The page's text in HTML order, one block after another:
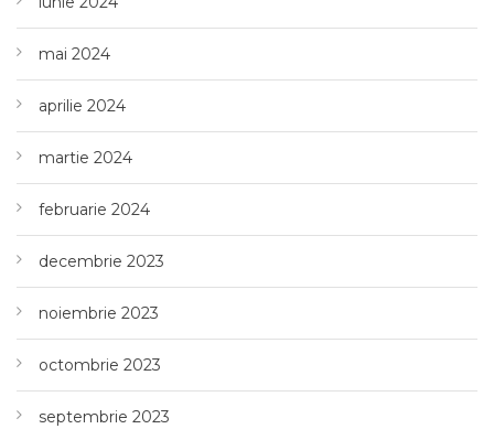
mai 2024
aprilie 2024
martie 2024
februarie 2024
decembrie 2023
noiembrie 2023
octombrie 2023
septembrie 2023